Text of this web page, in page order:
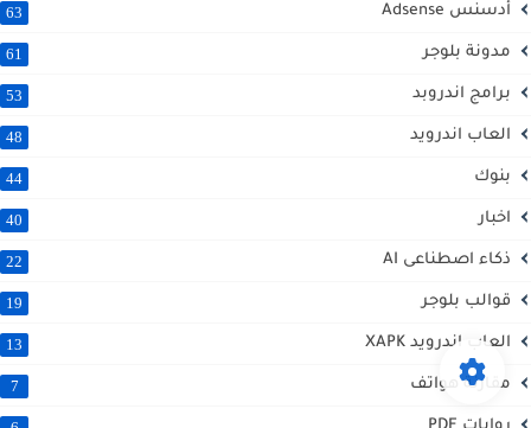
أدسنس Adsense 63
مدونة بلوجر 61
برامج اندروبد 53
العاب اندرويد 48
بنوك 44
اخبار 40
ذكاء اصطناعى AI 22
قوالب بلوجر 19
العاب اندرويد XAPK 13
مقارنة هواتف 7